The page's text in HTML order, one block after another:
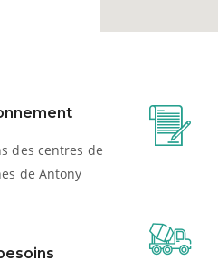
des centres de
de Antony